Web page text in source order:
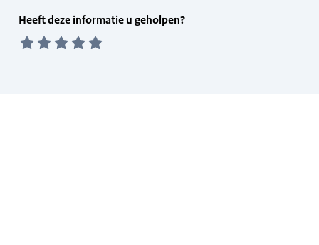
Feedback
form
Heeft deze informatie u geholpen?